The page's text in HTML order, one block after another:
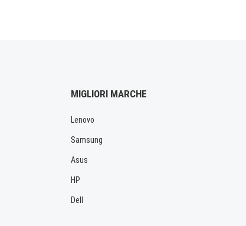
MIGLIORI MARCHE
Lenovo
Samsung
Asus
HP
Dell